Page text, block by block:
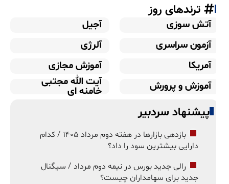
ترندهای روز
آتش سوزی
آجیل
آزمون سراسری
آلرژی
آمریکا
آموزش مجازی
آموزش و پرورش
آیت الله مجتبی
خامنه ای
پیشنهاد سردبیر
بازدهی بازارها در هفته دوم مرداد ۱۴۰۵ / کدام
دارایی بیشترین سود را داد؟
رالی جدید بورس در نیمه دوم مرداد / سیگنال
جدید برای سهامداران چیست؟